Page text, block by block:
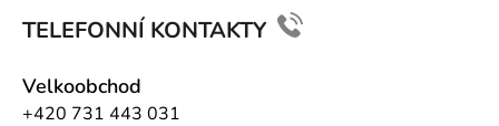
TELEFONNÍ KONTAKTY
Velkoobchod
+420 731 443 031